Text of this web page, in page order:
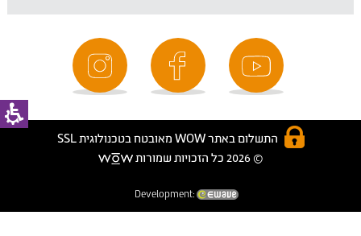
התשלום באתר WOW מאובטח בטכנולוגית SSL
© 2026 כל הזכויות שמורות
Development: